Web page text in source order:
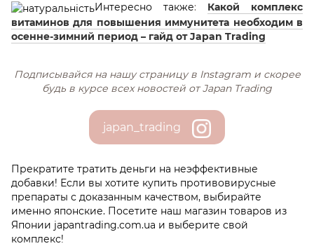
Интересно также: Какой комплекс
витаминов для повышения иммунитета необходим в
осенне-зимний период – гайд от Japan Trading
Подписывайся на нашу страницу в Іnstagram и скорее
будь в курсе всех новостей от Japan Trading
japan_trading
Прекратите тратить деньги на неэффективные
добавки! Если вы хотите купить противовирусные
препараты с доказанным качеством, выбирайте
именно японские. Посетите наш магазин товаров из
Японии japantrading.com.ua и выберите свой
комплекс!